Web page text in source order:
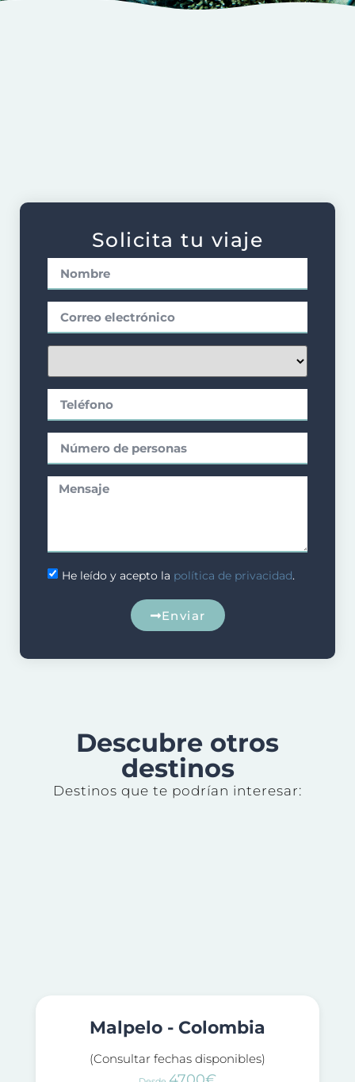
Solicita tu viaje
He leído y acepto la política de privacidad.
Enviar
Descubre otros
destinos
Destinos que te podrían interesar:
Malpelo - Colombia
(Consultar fechas disponibles)